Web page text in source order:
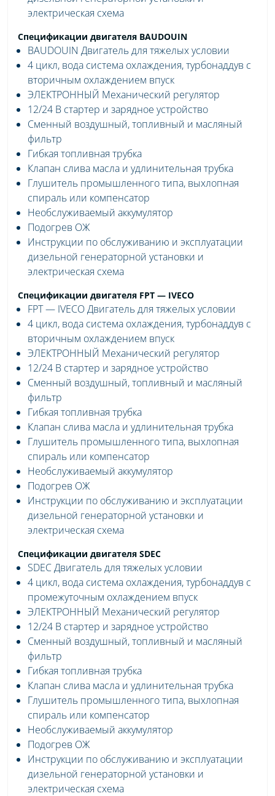
электрическая схема
Спецификации двигателя BAUDOUIN
BAUDOUIN Двигатель для тяжелых условии
4 цикл, вода система охлаждения, турбонаддув с
вторичным охлаждением впуск
ЭЛЕКТРОННЫЙ Механический регулятор
12/24 В стартер и зарядное устройство
Сменный воздушный, топливный и масляный
фильтр
Гибкая топливная трубка
Клапан слива масла и удлинительная трубка
Глушитель промышленного типа, выхлопная
спираль или компенсатор
Необслуживаемый аккумулятор
Подогрев ОЖ
Инструкции по обслуживанию и эксплуатации
дизельной генераторной установки и
электрическая схема
Спецификации двигателя FPT — IVECO
FPT — IVECO Двигатель для тяжелых условии
4 цикл, вода система охлаждения, турбонаддув с
вторичным охлаждением впуск
ЭЛЕКТРОННЫЙ Механический регулятор
12/24 В стартер и зарядное устройство
Сменный воздушный, топливный и масляный
фильтр
Гибкая топливная трубка
Клапан слива масла и удлинительная трубка
Глушитель промышленного типа, выхлопная
спираль или компенсатор
Необслуживаемый аккумулятор
Подогрев ОЖ
Инструкции по обслуживанию и эксплуатации
дизельной генераторной установки и
электрическая схема
Спецификации двигателя SDEC
SDEC Двигатель для тяжелых условии
4 цикл, вода система охлаждения, турбонаддув с
промежуточным охлаждением впуск
ЭЛЕКТРОННЫЙ Механический регулятор
12/24 В стартер и зарядное устройство
Сменный воздушный, топливный и масляный
фильтр
Гибкая топливная трубка
Клапан слива масла и удлинительная трубка
Глушитель промышленного типа, выхлопная
спираль или компенсатор
Необслуживаемый аккумулятор
Подогрев ОЖ
Инструкции по обслуживанию и эксплуатации
дизельной генераторной установки и
электрическая схема